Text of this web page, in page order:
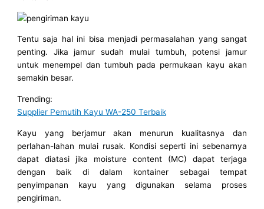
Tentu saja hal ini bisa menjadi permasalahan yang sangat
penting. Jika jamur sudah mulai tumbuh, potensi jamur
untuk menempel dan tumbuh pada permukaan kayu akan
semakin besar.
Trending:
Supplier Pemutih Kayu WA-250 Terbaik
Kayu yang berjamur akan menurun kualitasnya dan
perlahan-lahan mulai rusak. Kondisi seperti ini sebenarnya
dapat diatasi jika moisture content (MC) dapat terjaga
dengan baik di dalam kontainer sebagai tempat
penyimpanan kayu yang digunakan selama proses
pengiriman.